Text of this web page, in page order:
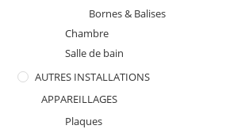
Bornes & Balises
Chambre
Salle de bain
AUTRES INSTALLATIONS
APPAREILLAGES
Plaques